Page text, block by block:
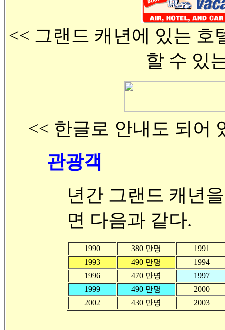
<< 그랜드 캐년에 있는 호
할 수 있
<< 한글로 안내도 되어
관광객
년간 그랜드 캐년
면 다음과 같다.
1990 380 만명
1991
1993
490 만명
1994
1996
470 만명
1997
1999
490 만명
2000
2002
430 만명 2003